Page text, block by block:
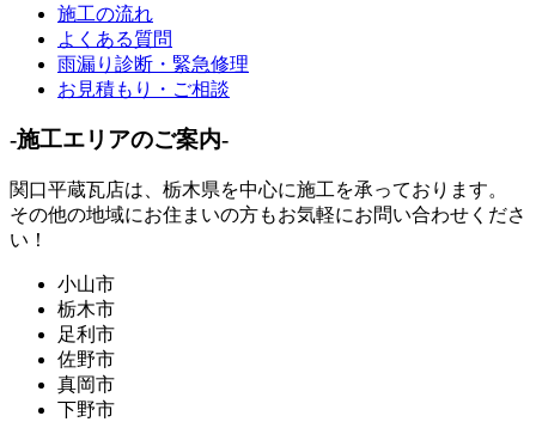
施工の流れ
よくある質問
雨漏り診断・緊急修理
お見積もり・ご相談
-施工エリアのご案内-
関口平蔵瓦店は、 栃木県を中心に施工を承っております。
その他の地域にお住まいの方もお気軽にお問い合わせくださ
い！
小山市
栃木市
足利市
佐野市
真岡市
下野市